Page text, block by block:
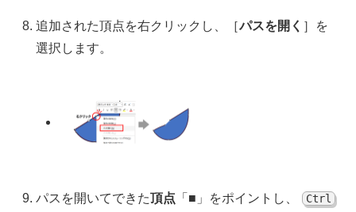
追加された頂点を右クリックし、［パスを開く ］を
選択します。
パスを開いてできた頂点 「■」をポイントし、 Ctrl